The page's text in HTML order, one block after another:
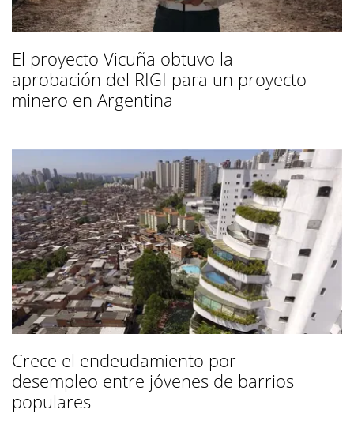
El proyecto Vicuña obtuvo la
aprobación del RIGI para un proyecto
minero en Argentina
Crece el endeudamiento por
desempleo entre jóvenes de barrios
populares